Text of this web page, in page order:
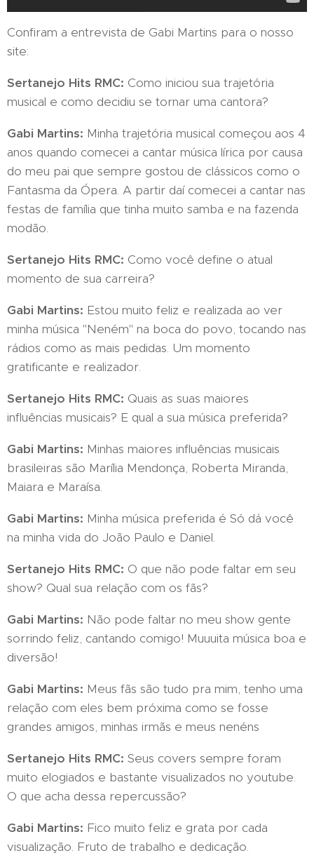
Confiram a entrevista de Gabi Martins para o nosso
site:
Sertanejo Hits RMC: Como iniciou sua trajetória
musical e como decidiu se tornar uma cantora?
Gabi Martins: Minha trajetória musical começou aos 4
anos quando comecei a cantar música lírica por causa
do meu pai que sempre gostou de clássicos como o
Fantasma da Ópera. A partir daí comecei a cantar nas
festas de família que tinha muito samba e na fazenda
modão.
Sertanejo Hits RMC: Como você define o atual
momento de sua carreira?
Gabi Martins: Estou muito feliz e realizada ao ver
minha música "Neném" na boca do povo, tocando nas
rádios como as mais pedidas. Um momento
gratificante e realizador.
Sertanejo Hits RMC: Quais as suas maiores
influências musicais? E qual a sua música preferida?
Gabi Martins: Minhas maiores influências musicais
brasileiras são Marília Mendonça, Roberta Miranda,
Maiara e Maraísa.
Gabi Martins: Minha música preferida é Só dá você
na minha vida do João Paulo e Daniel.
Sertanejo Hits RMC: O que não pode faltar em seu
show? Qual sua relação com os fãs?
Gabi Martins: Não pode faltar no meu show gente
sorrindo feliz, cantando comigo! Muuuita música boa e
diversão!
Gabi Martins: Meus fãs são tudo pra mim, tenho uma
relação com eles bem próxima como se fosse
grandes amigos, minhas irmãs e meus nenéns ❤
Sertanejo Hits RMC: Seus covers sempre foram
muito elogiados e bastante visualizados no youtube.
O que acha dessa repercussão?
Gabi Martins: Fico muito feliz e grata por cada
visualização. Fruto de trabalho e dedicação.